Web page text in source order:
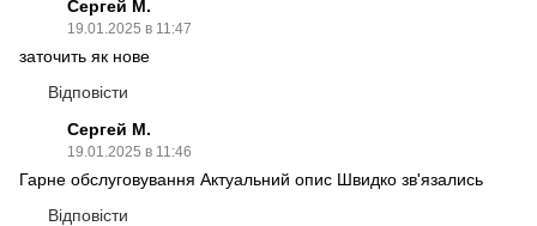
Сергей М.
19.01.2025 в 11:47
заточить як нове
Відповісти
Сергей М.
19.01.2025 в 11:46
Гарне обслуговування Актуальний опис Швидко зв'язались
Відповісти